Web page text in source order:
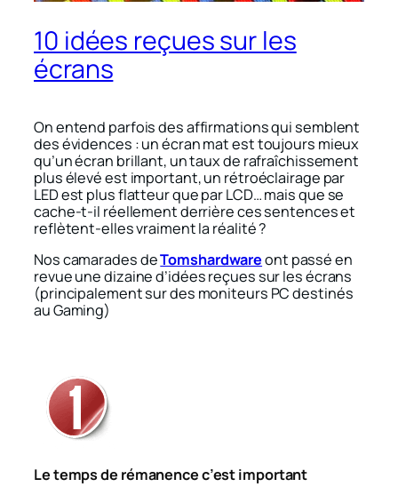
10 idées reçues sur les
écrans
On entend parfois des affirmations qui semblent
des évidences : un écran mat est toujours mieux
qu’un écran brillant, un taux de rafraîchissement
plus élevé est important, un rétroéclairage par
LED est plus flatteur que par LCD… mais que se
cache-t-il réellement derrière ces sentences et
reflètent-elles vraiment la réalité ?
Nos camarades deTomshardwareont passé en
revue une dizaine d’idées reçues sur les écrans
(principalement sur des moniteurs PC destinés
au Gaming)
Le temps de rémanence c’est important